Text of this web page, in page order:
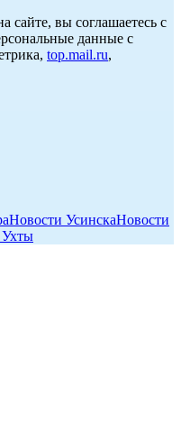
сайте, вы соглашаетесь с
данные с
top.mail.ru,
Новости УсинскаНовости